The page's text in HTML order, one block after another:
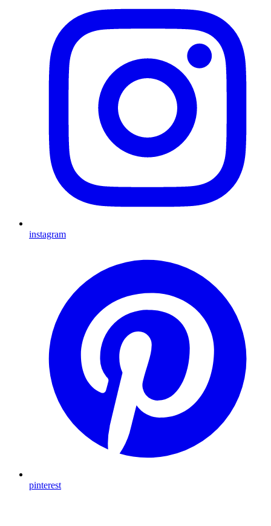
instagram
pinterest